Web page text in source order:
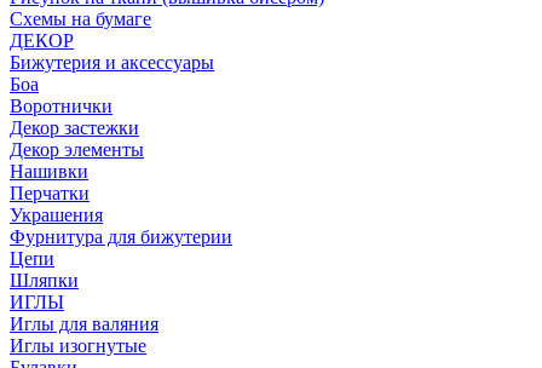
Схемы на бумаге
ДЕКОР
Бижутерия и аксессуары
Боа
Воротнички
Декор застежки
Декор элементы
Нашивки
Перчатки
Украшения
Фурнитура для бижутерии
Цепи
Шляпки
ИГЛЫ
Иглы для валяния
Иглы изогнутые